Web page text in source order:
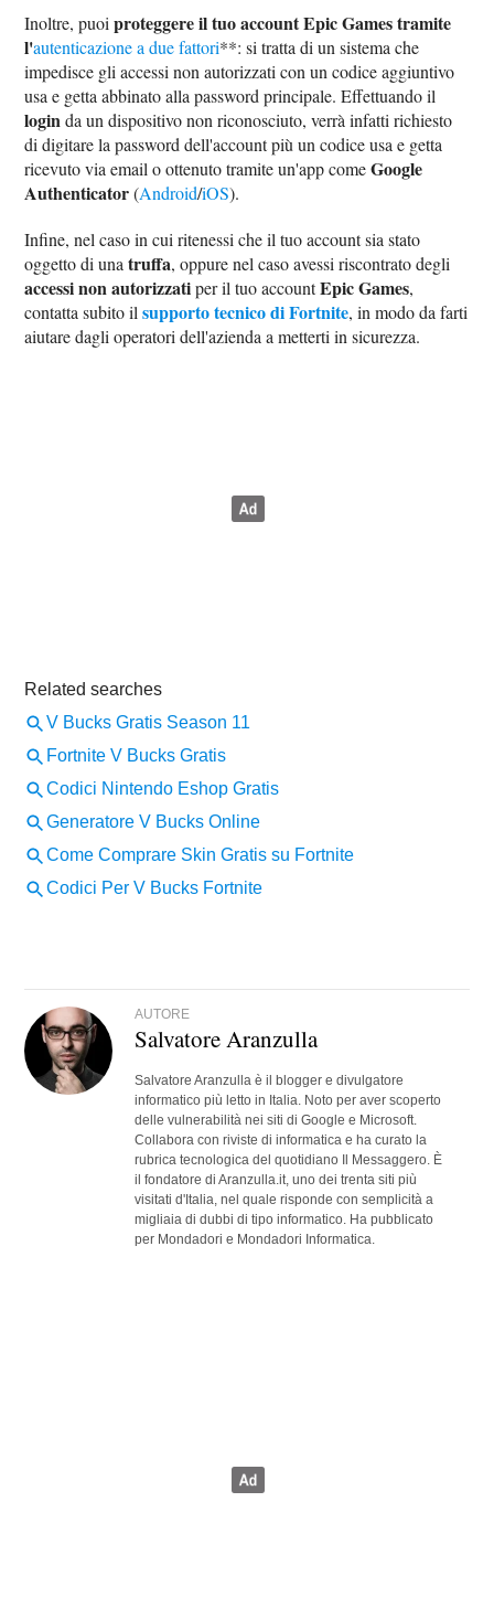
Inoltre, puoiproteggere il tuo account Epic Games tramite
l'autenticazione a due fattori**: si tratta di un sistema che
impedisce gli accessi non autorizzati con un codice aggiuntivo
usa e getta abbinato alla password principale. Effettuando il
loginda un dispositivo non riconosciuto, verrà infatti richiesto
di digitare la password dell'account più un codice usa e getta
ricevuto via email o ottenuto tramite un'app comeGoogle
Authenticator(Android/iOS).
Infine, nel caso in cui ritenessi che il tuo account sia stato
oggetto di unatruffa, oppure nel caso avessi riscontrato degli
accessi non autorizzatiper il tuo accountEpic Games,
contatta subito ilsupporto tecnico di Fortnite, in modo da farti
aiutare dagli operatori dell'azienda a metterti in sicurezza.
AUTORE
Salvatore Aranzulla
Salvatore Aranzulla è il blogger e divulgatore
informatico più letto in Italia. Noto per aver scoperto
delle vulnerabilità nei siti di Google e Microsoft.
Collabora con riviste di informatica e ha curato la
rubrica tecnologica del quotidiano Il Messaggero. È
il fondatore di Aranzulla.it, uno dei trenta siti più
visitati d'Italia, nel quale risponde con semplicità a
migliaia di dubbi di tipo informatico. Ha pubblicato
per Mondadori e Mondadori Informatica.